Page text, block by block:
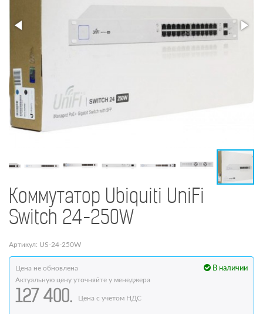
Коммутатор Ubiquiti UniFi
Switch 24-250W
Артикул: US-24-250W
В наличии
Цена не обновлена
Актуальную цену уточняйте у менеджера
127 400. Цена с учетом НДС